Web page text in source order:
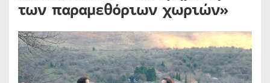
των παραμεθόριων χωριών»